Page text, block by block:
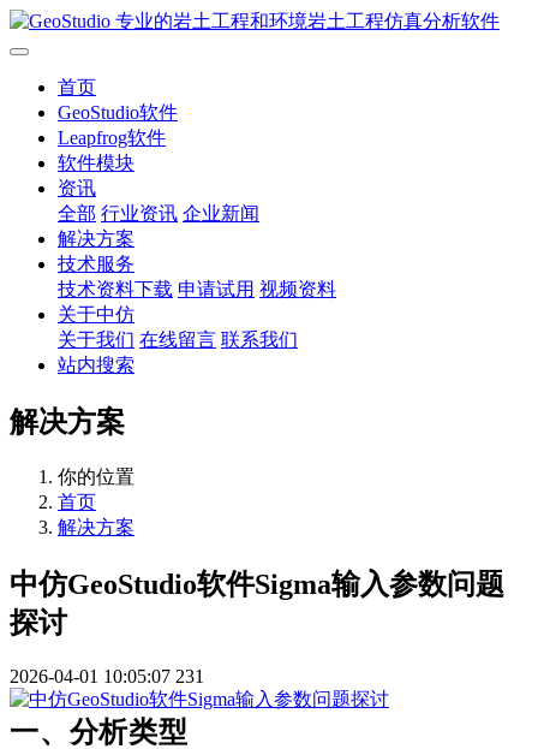
首页
GeoStudio软件
Leapfrog软件
软件模块
资讯
全部 行业资讯 企业新闻
解决方案
技术服务
技术资料下载 申请试用 视频资料
关于中仿
关于我们 在线留言 联系我们
站内搜索
解决方案
你的位置
首页
解决方案
中仿GeoStudio软件Sigma输入参数问题
探讨
2026-04-01 10:05:07 231
一、分析类型